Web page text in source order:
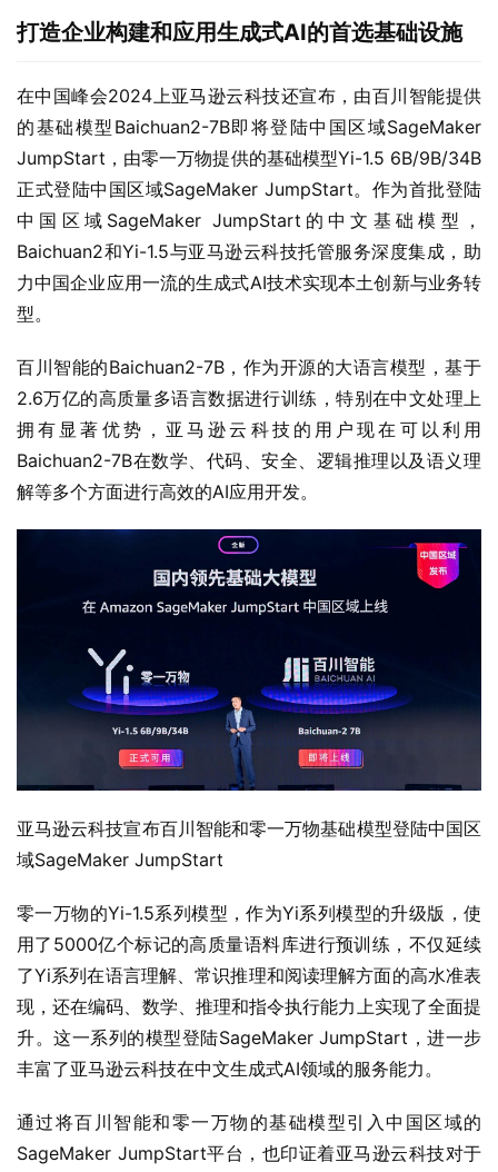
打造企业构建和应用生成式AI的首选基础设施
在中国峰会2024上亚马逊云科技还宣布，由百川智能提供
的基础模型Baichuan2-7B即将登陆中国区域SageMaker
JumpStart，由零一万物提供的基础模型Yi-1.5 6B/9B/34B
正式登陆中国区域SageMaker JumpStart。作为首批登陆
中国区域SageMaker JumpStart的中文基础模型，
Baichuan2和Yi-1.5与亚马逊云科技托管服务深度集成，助
力中国企业应用一流的生成式AI技术实现本土创新与业务转
型。
百川智能的Baichuan2-7B，作为开源的大语言模型，基于
2.6万亿的高质量多语言数据进行训练，特别在中文处理上
拥有显著优势，亚马逊云科技的用户现在可以利用
Baichuan2-7B在数学、代码、安全、逻辑推理以及语义理
解等多个方面进行高效的AI应用开发。
亚马逊云科技宣布百川智能和零一万物基础模型登陆中国区
域SageMaker JumpStart
零一万物的Yi-1.5系列模型，作为Yi系列模型的升级版，使
用了5000亿个标记的高质量语料库进行预训练，不仅延续
了Yi系列在语言理解、常识推理和阅读理解方面的高水准表
现，还在编码、数学、推理和指令执行能力上实现了全面提
升。这一系列的模型登陆SageMaker JumpStart，进一步
丰富了亚马逊云科技在中文生成式AI领域的服务能力。
通过将百川智能和零一万物的基础模型引入中国区域的
SageMaker JumpStart平台，也印证着亚马逊云科技对于